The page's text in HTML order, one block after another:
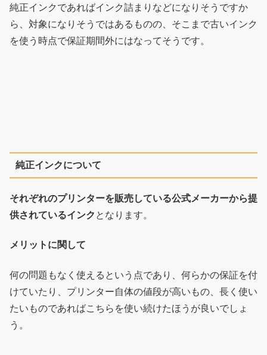
純正インクであればインク詰まりなどになりそうですか
ら、対象になりそうではあるものの、そこまで古いインク
を使う時点で保証期間外にはなってそうです。
純正インクについて
それぞれのプリンターを販売している公式メーカーから提
供されているインク となります。
メリットに関して
何の問題もなく使えるという点であり、何らかの保証を付
けていたり、プリンター自体の値段が高いもの、長く使い
たいものであればこちらを使い続けたほうが良いでしょ
う。